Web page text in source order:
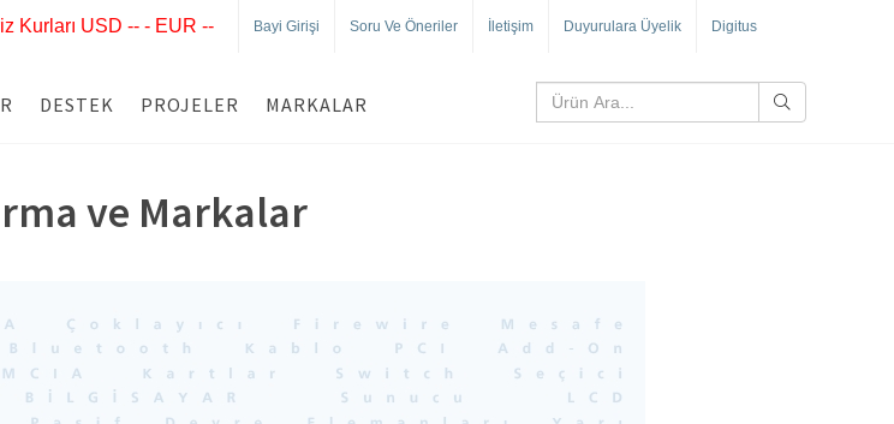
Kurları USD -- - EUR -- Bayi Girişi Soru Ve Öneriler İletişim Duyurulara Üyelik Digitus
DESTEK PROJELER MARKALAR
ve Markalar